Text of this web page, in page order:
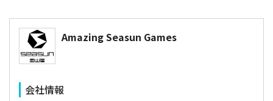
Amazing Seasun Games
会社情報